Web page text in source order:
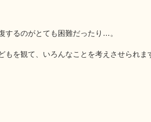
するのがとても困難だったり…。
もを観て、いろんなことを考えさせられま